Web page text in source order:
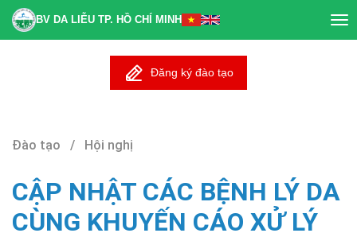
BV DA LIỄU TP. HỒ CHÍ MINH
Đăng ký đào tạo
Đào tạo / Hội nghị
CẬP NHẬT CÁC BỆNH LÝ DA
CÙNG KHUYẾN CÁO XỬ LÝ